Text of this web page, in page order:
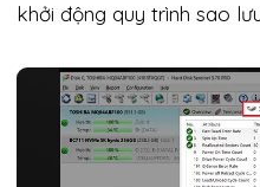
khởi động quy trình sao